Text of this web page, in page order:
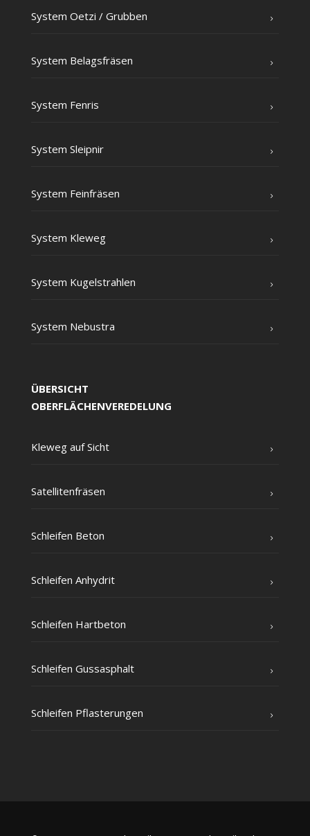
Sys­tem Oet­zi /​ Grub­ben
Sys­tem Belagsfräsen
Sys­tem Fenris
Sys­tem Sleipnir
Sys­tem Feinfräsen
Sys­tem Kleweg
Sys­tem Kugelstrahlen
Sys­tem Nebustra
ÜBERSICHT
OBERFLÄCHENVEREDELUNG
Kle­weg auf Sicht
Satel­li­ten­frä­sen
Schlei­fen Beton
Schlei­fen Anhydrit
Schlei­fen Hartbeton
Schlei­fen Gussasphalt
Schlei­fen Pflasterungen